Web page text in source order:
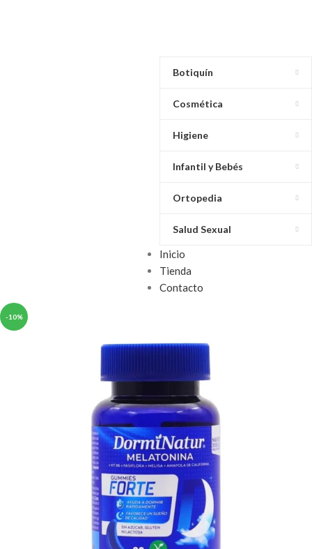
Botiquín
Cosmética
Higiene
Infantil y Bebés
Ortopedia
Salud Sexual
Inicio
Tienda
Contacto
-10%